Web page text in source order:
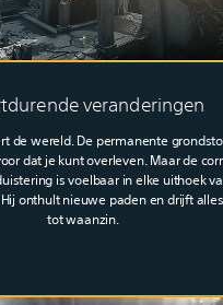
veranderingen
de wereld. De permanente
dat je kunt overleven. Maar de
is voelbaar in elke uithoek
onthult nieuwe paden en drijft
tot waanzin.‎